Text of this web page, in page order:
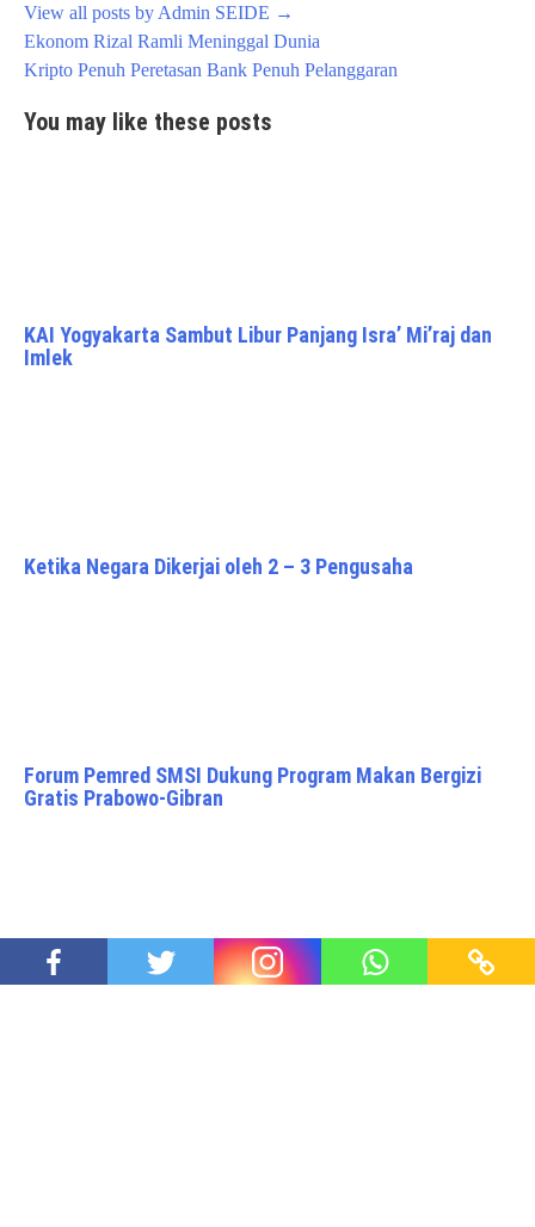
View all posts by Admin SEIDE →
Post
navigation
Ekonom Rizal Ramli Meninggal Dunia
Kripto Penuh Peretasan Bank Penuh Pelanggaran
You may like these posts
KAI Yogyakarta Sambut Libur Panjang Isra’ Mi’raj dan
Imlek
Ketika Negara Dikerjai oleh 2 – 3 Pengusaha
Forum Pemred SMSI Dukung Program Makan Bergizi
Gratis Prabowo-Gibran